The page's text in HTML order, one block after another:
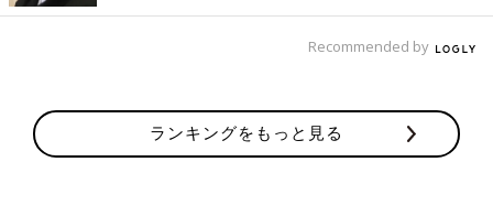
ロタウイルスワクチンが承認されています。
ロタウイルス胃腸炎の主な原因となるロタウイルスにはG1、G
２、G３、G４と、P1A〔８〕を含むG９などの型があり、「ロタ
します。「ロタテック®」は5つの型すべてを含む５価ワクチン
です。
Recommended by
ランキングをもっと見る